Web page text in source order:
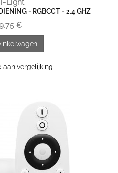
Light
- RGBCCT - 2,4 GHZ
€
aan vergelijking